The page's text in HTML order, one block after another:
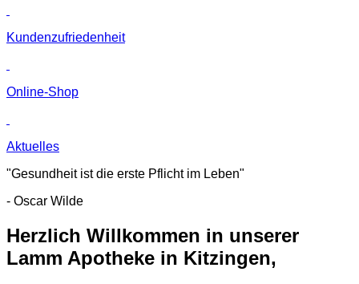
Kunden­zufriedenheit
Online-Shop
Aktuelles
"Gesundheit ist die erste Pflicht im Leben"
- Oscar Wilde
Herzlich Willkommen in unserer
Lamm Apotheke in Kitzingen,